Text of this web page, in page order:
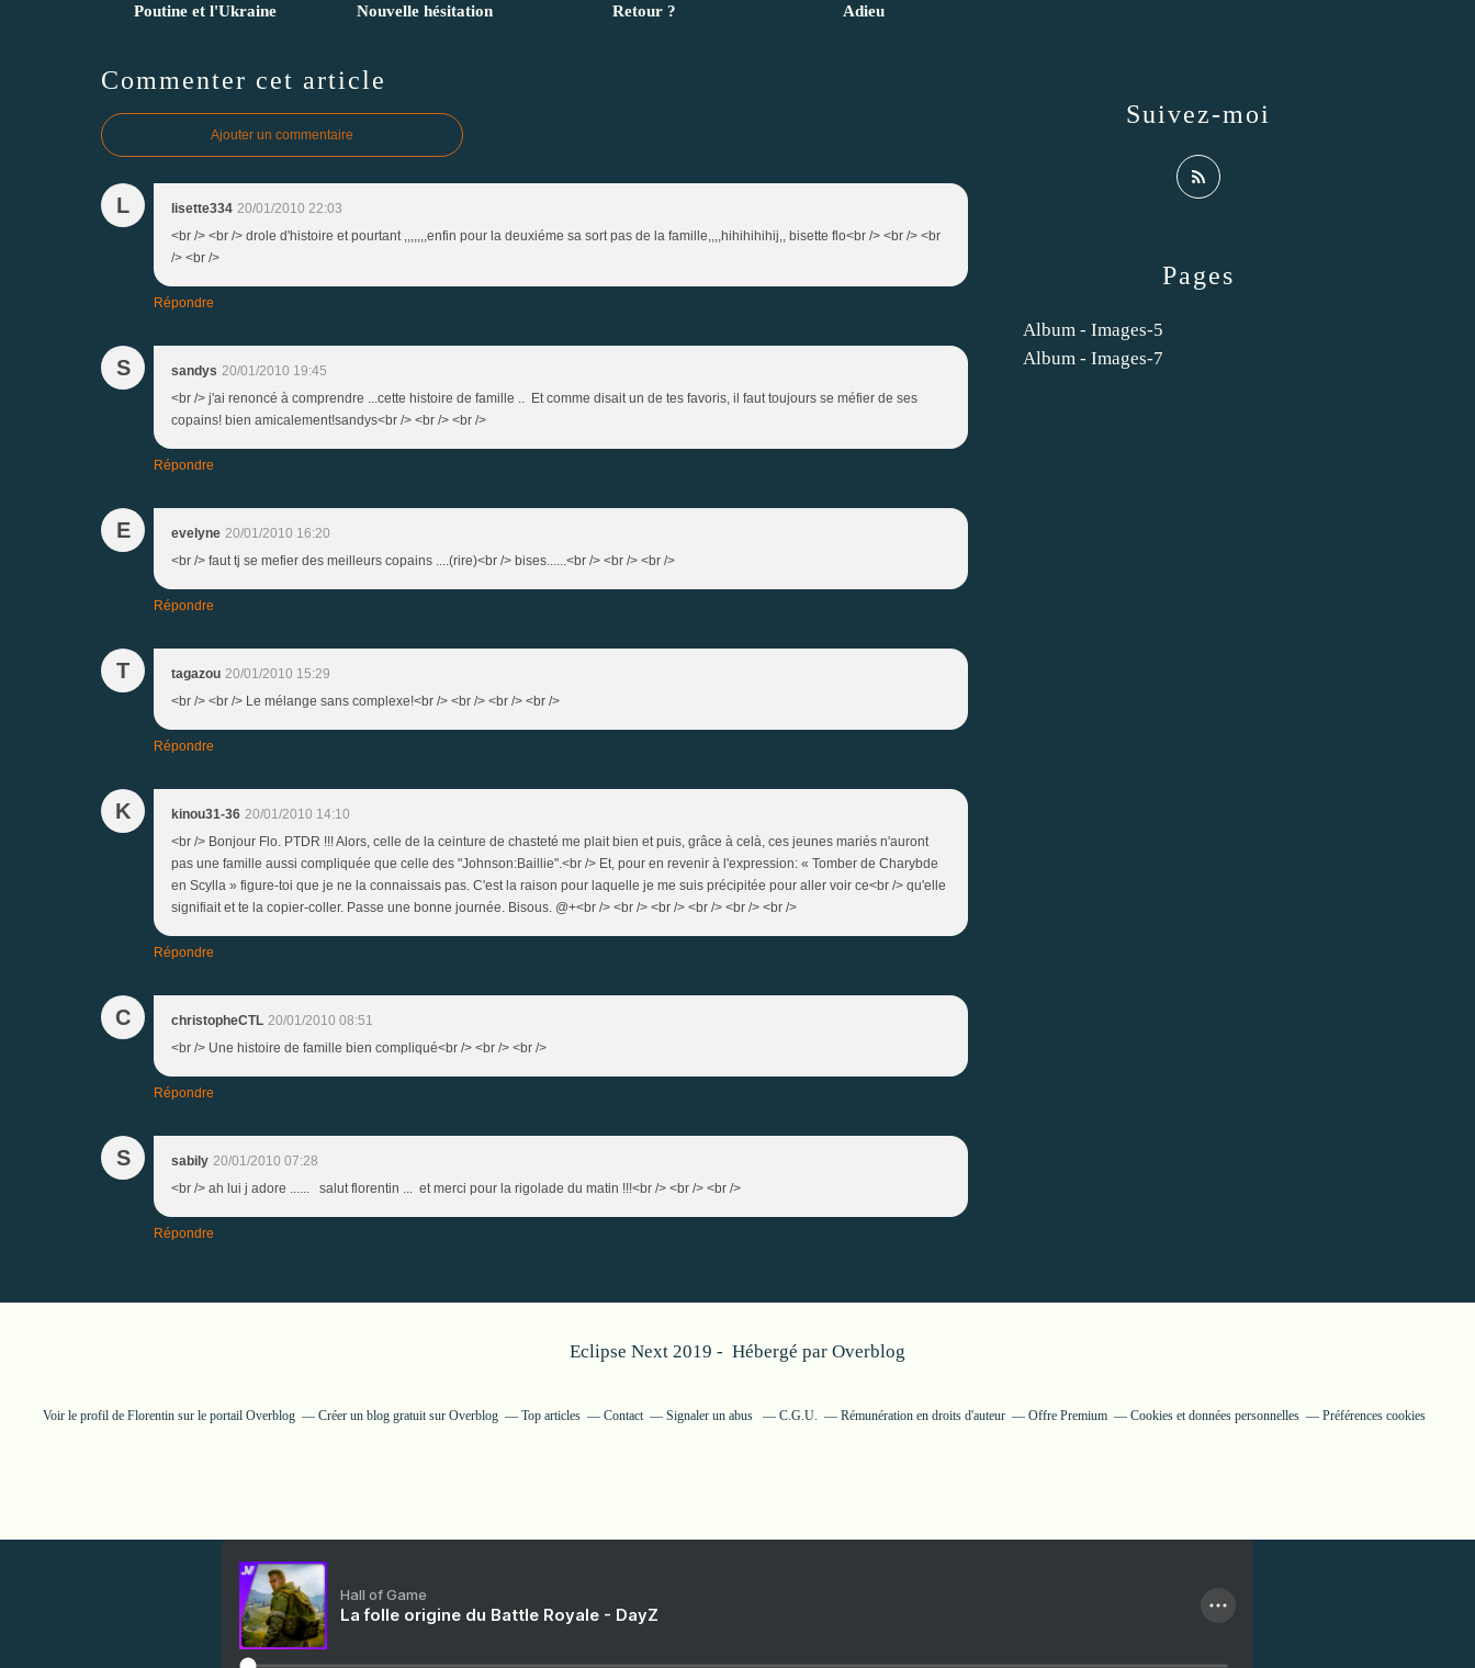
Poutine et l'Ukraine Nouvelle hésitation Retour ? Adieu
Commenter cet article
Ajouter un commentaire
L lisette334 20/01/2010 22:03
<br /> <br /> drole d'histoire et pourtant ,,,,,,,enfin pour la deuxiéme sa sort pas de la famille,,,,hihihihihij,, bisette flo<br /> <br /> <br
/> <br />
Répondre
S sandys 20/01/2010 19:45
<br /> j'ai renoncé à comprendre ...cette histoire de famille .. Et comme disait un de tes favoris, il faut toujours se méfier de ses
copains! bien amicalement!sandys<br /> <br /> <br />
Répondre
E evelyne 20/01/2010 16:20
<br /> faut tj se mefier des meilleurs copains ....(rire)<br /> bises......<br /> <br /> <br />
Répondre
T tagazou 20/01/2010 15:29
<br /> <br /> Le mélange sans complexe!<br /> <br /> <br /> <br />
Répondre
K kinou31-36 20/01/2010 14:10
<br /> Bonjour Flo. PTDR !!! Alors, celle de la ceinture de chasteté me plait bien et puis, grâce à celà, ces jeunes mariés n'auront
pas une famille aussi compliquée que celle des "Johnson:Baillie".<br /> Et, pour en revenir à l'expression: « Tomber de Charybde
en Scylla » figure-toi que je ne la connaissais pas. C'est la raison pour laquelle je me suis précipitée pour aller voir ce<br /> qu'elle
signifiait et te la copier-coller. Passe une bonne journée. Bisous. @+<br /> <br /> <br /> <br /> <br /> <br />
Répondre
C christopheCTL 20/01/2010 08:51
<br /> Une histoire de famille bien compliqué<br /> <br /> <br />
Répondre
S sabily 20/01/2010 07:28
<br /> ah lui j adore ...... salut florentin ... et merci pour la rigolade du matin !!!<br /> <br /> <br />
Répondre
Pages
Album - Images-5
Album - Images-7
Suivez-moi
Eclipse Next 2019 - Hébergé par Overblog
Voir le profil de Florentin sur le portail Overblog Créer un blog gratuit sur Overblog Top articles Contact Signaler un abus C.G.U. Rémunération en droits d'auteur Offre Premium Cookies et données personnelles Préférences cookies
Hall of Game
La folle origine du Battle Royale - DayZ